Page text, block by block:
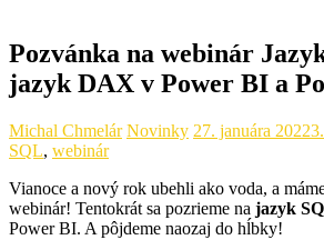
Pozvánka na webinár
jazyk DAX v Power BI a
Michal Chmelár Novinky 27. januára 2022
SQL, webinár
Vianoce a nový rok ubehli ako voda, a
webinár! Tentokrát sa pozrieme na jazyk
Power BI. A pôjdeme naozaj do hĺbky!